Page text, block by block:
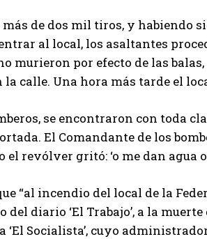
más de dos mil tiros, y habiendo
al local, los asaltantes
murieron por efecto de las
la calle. Una hora más tarde el
se encontraron con toda
El Comandante de los
el revólver gritó: ‘o me dan agua o
“al incendio del local de la
diario ‘El Trabajo’, a la
Socialista’, cuyo